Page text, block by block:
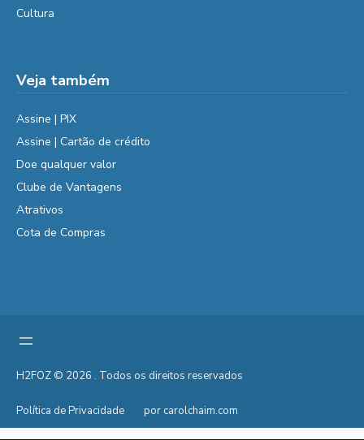
Cultura
Veja também
Assine | PIX
Assine | Cartão de crédito
Doe qualquer valor
Clube de Vantagens
Atrativos
Cota de Compras
H2FOZ © 2026 . Todos os direitos reservados
Política de Privacidade por carolchaim.com